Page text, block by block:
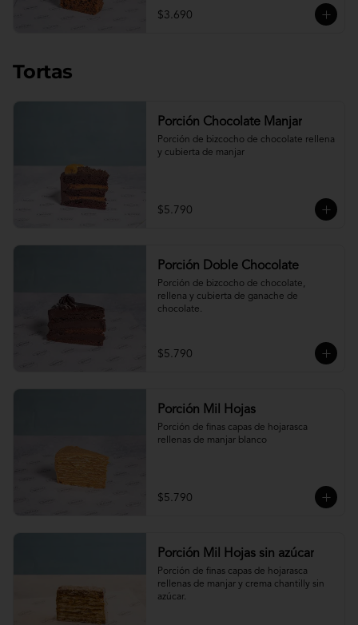
$3.690
Tortas
Porción Chocolate Manjar
Porción de bizcocho de chocolate rellena
y cubierta de manjar
$5.790
Porción Doble Chocolate
Porción de bizcocho de chocolate,
rellena y cubierta de ganache de
chocolate.
$5.790
Porción Mil Hojas
Porción de finas capas de hojarasca
rellenas de manjar blanco
$5.790
Porción Mil Hojas sin azúcar
Porción de finas capas de hojarasca
rellenas de manjar y crema chantilly sin
azúcar.